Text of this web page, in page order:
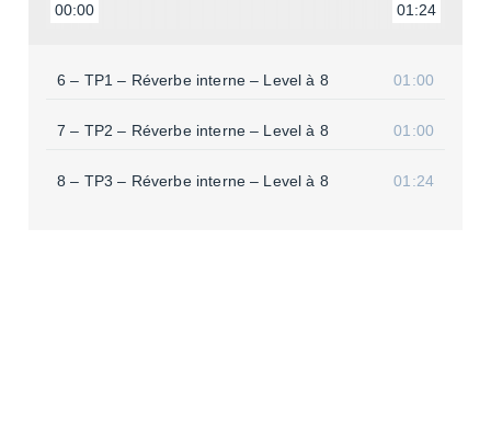
00:00 01:24
6 – TP1 – Réverbe interne – Level à 8 01:00
7 – TP2 – Réverbe interne – Level à 8 01:00
8 – TP3 – Réverbe interne – Level à 8 01:24